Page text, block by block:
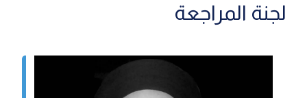
لجنة المراجعة